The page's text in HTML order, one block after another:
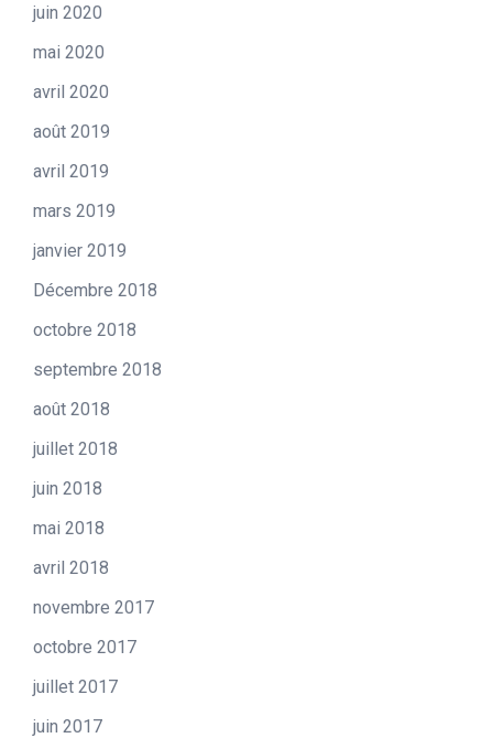
juin 2020
mai 2020
avril 2020
août 2019
avril 2019
mars 2019
janvier 2019
Décembre 2018
octobre 2018
septembre 2018
août 2018
juillet 2018
juin 2018
mai 2018
avril 2018
novembre 2017
octobre 2017
juillet 2017
juin 2017